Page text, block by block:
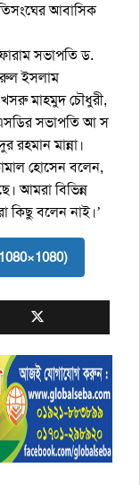
আবাসিক
সভাপতি ড.
ইসলাম
মাহমুদ চৌধুরী,
সভাপতি আ স
মান্না।
হোসেন বলেন,
আমরা বিভিন্ন
কিছু বলেন নাই।’